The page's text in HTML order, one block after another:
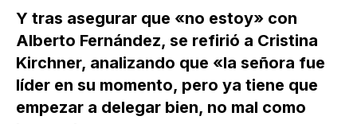
Y tras asegurar que «no estoy» con
Alberto Fernández, se refirió a Cristina
Kirchner, analizando que «la señora fue
líder en su momento, pero ya tiene que
empezar a delegar bien, no mal como